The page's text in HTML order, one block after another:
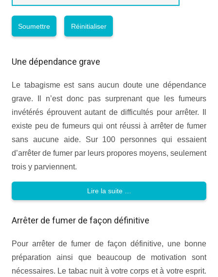
Une dépendance grave
Le tabagisme est sans aucun doute une dépendance
grave. Il n’est donc pas surprenant que les fumeurs
invétérés éprouvent autant de difficultés pour arrêter. Il
existe peu de fumeurs qui ont réussi à arrêter de fumer
sans aucune aide. Sur 100 personnes qui essaient
d’arrêter de fumer par leurs propores moyens, seulement
trois y parviennent.
Lire la suite …
Arrêter de fumer de façon définitive
Pour arrêter de fumer de façon définitive, une bonne
préparation ainsi que beaucoup de motivation sont
nécessaires. Le tabac nuit à votre corps et à votre esprit.